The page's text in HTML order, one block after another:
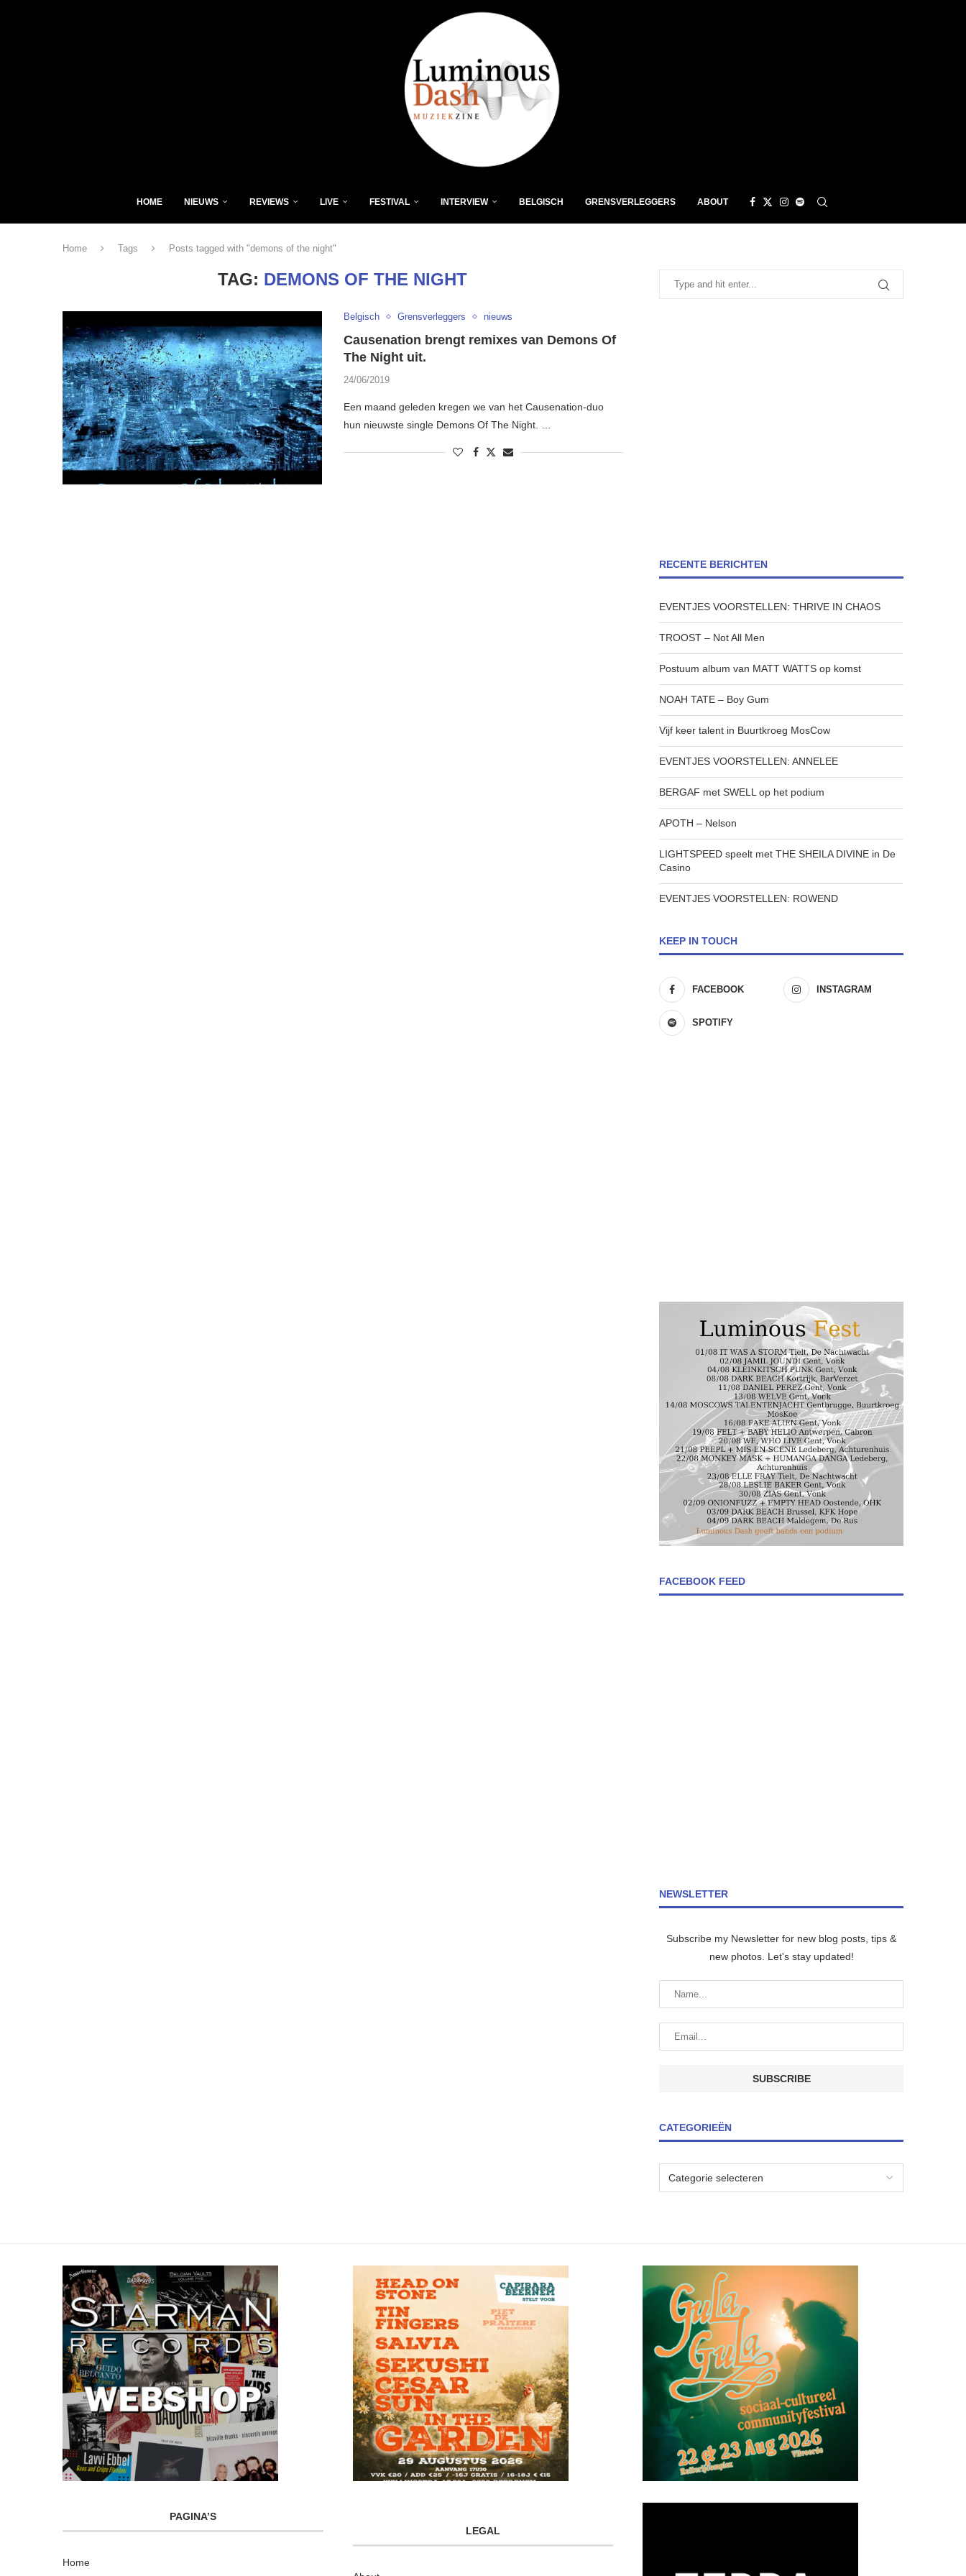
HOME NIEUWS REVIEWS LIVE FESTIVAL INTERVIEW BELGISCH GRENSVERLEGGERS ABOUT
Home Tags Posts tagged with "demons of the night"
TAG: DEMONS OF THE NIGHT
Belgisch Grensverleggers nieuws
Causenation brengt remixes van Demons Of
The Night uit.
24/06/2019
Een maand geleden kregen we van het Causenation-duo
hun nieuwste single Demons Of The Night. …
RECENTE BERICHTEN
EVENTJES VOORSTELLEN: THRIVE IN CHAOS
TROOST – Not All Men
Postuum album van MATT WATTS op komst
NOAH TATE – Boy Gum
Vijf keer talent in Buurtkroeg MosCow
EVENTJES VOORSTELLEN: ANNELEE
BERGAF met SWELL op het podium
APOTH – Nelson
LIGHTSPEED speelt met THE SHEILA DIVINE in De
Casino
EVENTJES VOORSTELLEN: ROWEND
KEEP IN TOUCH
FACEBOOK INSTAGRAM
SPOTIFY
FACEBOOK FEED
NEWSLETTER
Subscribe my Newsletter for new blog posts, tips &
new photos. Let's stay updated!
CATEGORIEËN
PAGINA’S
Home
LEGAL